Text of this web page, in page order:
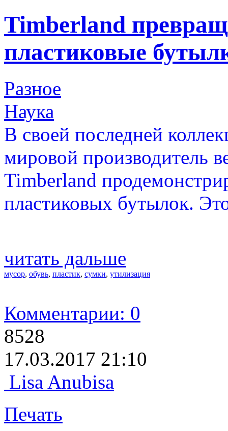
Timberland
пластиковые
Разное
Наука
В своей последней
мировой производитель
Timberland
пластиковых бутылок.
читать дальше
мусор, обувь, пластик, сумки, утилизация
Комментарии: 0
8528
17.03.2017 21:10
Lisa Anubisa
Печать